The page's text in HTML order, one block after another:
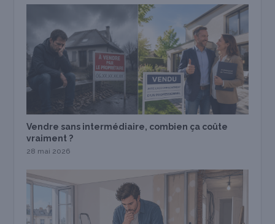
Vendre sans intermédiaire, combien ça coûte
vraiment ?
28 mai 2026